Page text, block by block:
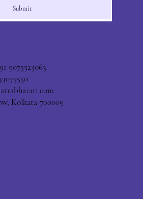
Submit
9073523063
Kolkata-700009